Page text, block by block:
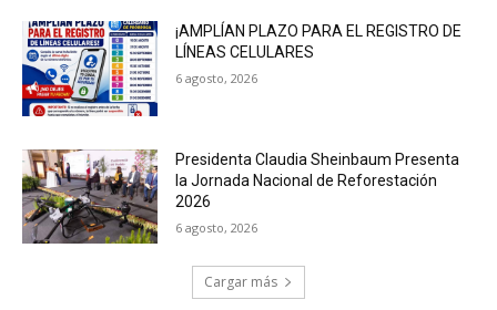
¡AMPLÍAN PLAZO PARA EL REGISTRO DE
LÍNEAS CELULARES
6 agosto, 2026
Presidenta Claudia Sheinbaum Presenta
la Jornada Nacional de Reforestación
2026
6 agosto, 2026
Cargar más